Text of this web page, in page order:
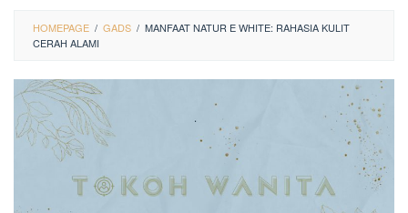
HOMEPAGE / GADS / MANFAAT NATUR E WHITE: RAHASIA KULIT
CERAH ALAMI